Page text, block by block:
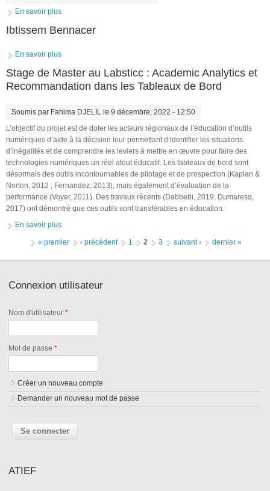
En savoir plus
Ibtissem Bennacer
En savoir plus
Stage de Master au Labsticc : Academic Analytics et
Recommandation dans les Tableaux de Bord
Soumis par Fahima DJELIL le 9 décembre, 2022 - 12:50
L’objectif du projet est de doter les acteurs régionaux de l’éducation d’outils
numériques d’aide à la décision leur permettant d’identifier les situations
d’inégalités et de comprendre les leviers à mettre en œuvre pour faire des
technologies numériques un réel atout éducatif. Les tableaux de bord sont
désormais des outils incontournables de pilotage et de prospection (Kaplan &
Norton, 2012 ; Fernandez, 2013), mais également d’évaluation de la
performance (Voyer, 2011). Des travaux récents (Dabbebi, 2019; Dumaresq,
2017) ont démontré que ces outils sont transférables en éducation.
En savoir plus
Pages « premier ‹ précédent 1 2 3 suivant › dernier »
Connexion utilisateur
Nom d'utilisateur*
Mot de passe*
Créer un nouveau compte
Demander un nouveau mot de passe
ATIEF